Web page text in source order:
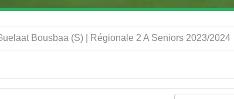
Bousbaa (S) | Régionale 2 A Seniors 2023/2024